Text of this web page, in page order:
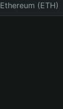
(ETH)